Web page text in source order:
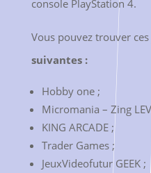
console PlayStation 4.
Vous pouvez trouver
suivantes :
Hobby one ;
Micromania – Zing
KING ARCADE ;
Trader Games ;
JeuxVideofutur GEEK ;